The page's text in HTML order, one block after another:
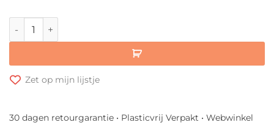
Knopen van Gerecycled Plastic aantal
Zet op mijn lijstje
30 dagen retourgarantie • Plasticvrij Verpakt • Webwinkel